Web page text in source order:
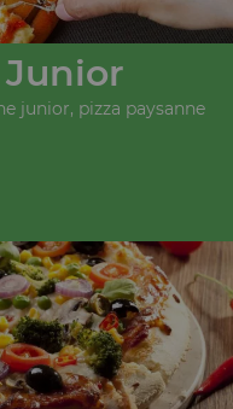
Junior
junior, pizza paysanne